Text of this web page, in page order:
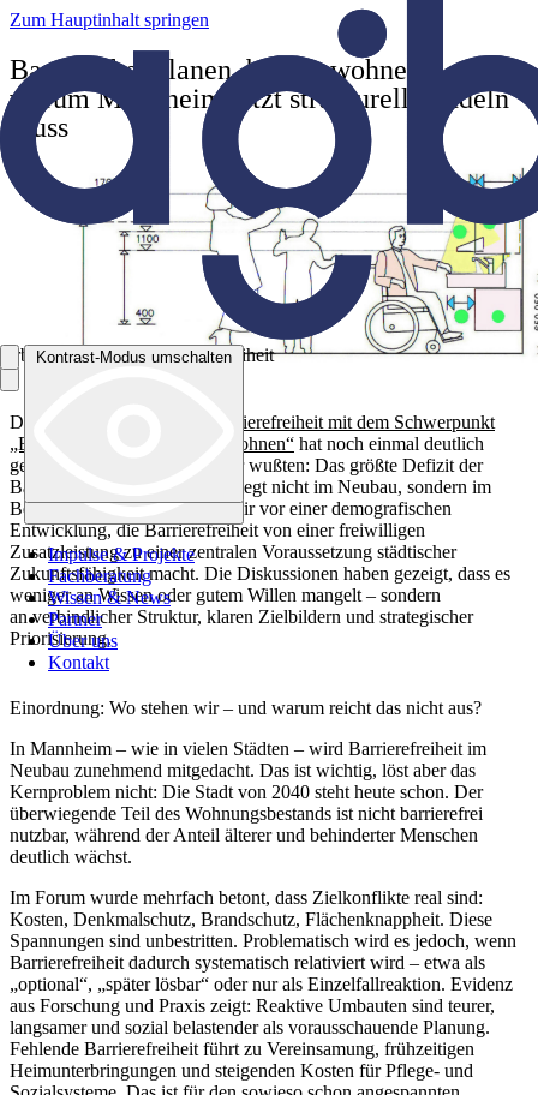
Arbeitsgemeinschaft Barrierefreiheit
Impulse & Projekte
Fachberatung
Wissen & News
Partner
Über uns
Kontakt
Kontrast-Modus umschalten
Impulse & Projekte
Fachberatung
Wissen & News
Partner
Über uns
Kontakt
Zum Hauptinhalt springen
Barrierefrei planen, bauen, wohnen –
warum Mannheim jetzt strukturell handeln
muss
Das
Forum Inklusion und Barrierefreiheit mit dem Schwerpunkt
„Barrierefrei planen, bauen, wohnen“ hat noch einmal deutlich
gemacht, was wir schon länger wußten: Das größte Defizit der
Barrierefreiheit in Mannheim liegt nicht im Neubau, sondern im
Bestand.Gleichzeitig stehen wir vor einer demografischen
Entwicklung, die Barrierefreiheit von einer freiwilligen
Zusatzleistung zu einerzentralen Voraussetzung städtischer
Zukunftsfähigkeitmacht. Die Diskussionen haben gezeigt, dass es
weniger an Wissen oder gutem Willen mangelt – sondern
anverbindlicher Struktur, klaren Zielbildern und strategischer
Priorisierung.
Einordnung: Wo stehen wir – und warum reicht das nicht aus?
In Mannheim – wie in vielen Städten – wird Barrierefreiheit im
Neubau zunehmend mitgedacht. Das ist wichtig, löst aber das
Kernproblem nicht: Die Stadt von 2040 steht heute schon. Der
überwiegende Teil des Wohnungsbestands ist nicht barrierefrei
nutzbar, während der Anteil älterer und behinderter Menschen
deutlich wächst.
Im Forum wurde mehrfach betont, dass Zielkonflikte real sind:
Kosten, Denkmalschutz, Brandschutz, Flächenknappheit. Diese
Spannungen sind unbestritten. Problematisch wird es jedoch, wenn
Barrierefreiheit dadurch systematisch relativiert wird – etwa als
„optional“, „später lösbar“ oder nur als Einzelfallreaktion. Evidenz
aus Forschung und Praxis zeigt: Reaktive Umbauten sind teurer,
langsamer und sozial belastenderals vorausschauende Planung.
Fehlende Barrierefreiheit führt zu Vereinsamung, frühzeitigen
Heimunterbringungen und steigenden Kosten für Pflege- und